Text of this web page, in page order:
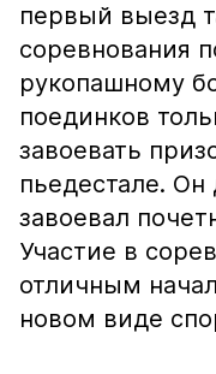
первый выезд
соревнования
рукопашному
поединков
завоевать
пьедестале. Он
завоевал
Участие в
отличным
новом виде